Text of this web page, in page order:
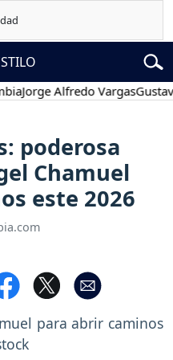
Alfredo VargasGustavo
poderosa
Chamuel
este 2026